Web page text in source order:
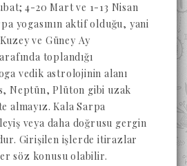
4-20 Mart ve 1-13 Nisan
yogasının aktif olduğu, yani
ve Güney Ay
toplandığı
vedik astrolojinin alanı
Neptün, Plüton gibi uzak
almayız. Kala Sarpa
veya daha doğrusu gergin
Girişilen işlerde itirazlar
söz konusu olabilir.